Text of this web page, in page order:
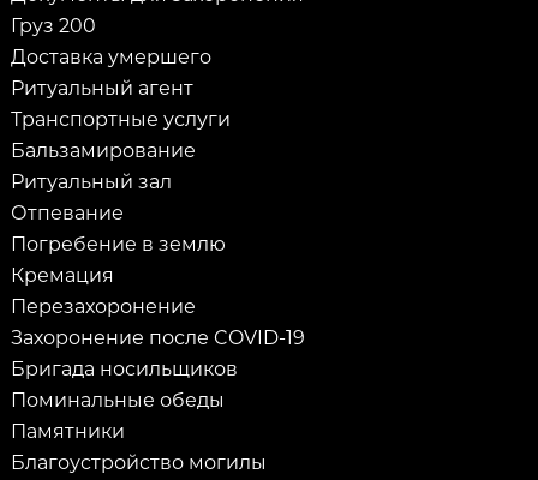
Груз 200
Доставка умершего
Ритуальный агент
Транспортные услуги
Бальзамирование
Ритуальный зал
Отпевание
Погребение в землю
Кремация
Перезахоронение
Захоронение после COVID-19
Бригада носильщиков
Поминальные обеды
Памятники
Благоустройство могилы